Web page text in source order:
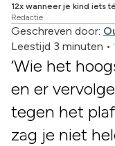
12x wanneer je kind iets
Redactie
Geschreven door:
Leestijd 3 minuten •
‘Wie het
en er
tegen het
zag je niet